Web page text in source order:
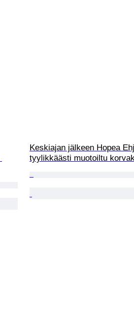
Keskiajan jälkeen Hopea
tyylikkäästi muotoiltu